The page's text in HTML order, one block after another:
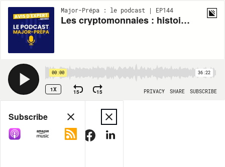
Major-Prépa : le podcast | EP144
Les cryptomonnaies : histoire et devenir
00:00 36:22
1X 15 15 PRIVACY SHARE SUBSCRIBE
Share
COPY LINK
Subscribe